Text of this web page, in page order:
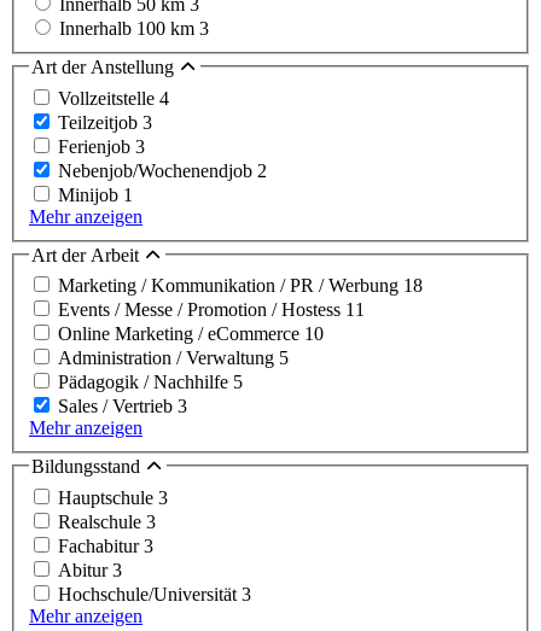
Innerhalb 50 km 3
Innerhalb 100 km 3
Art der Anstellung
Vollzeitstelle 4
Teilzeitjob 3
Ferienjob 3
Nebenjob/Wochenendjob 2
Minijob 1
Mehr anzeigen
Art der Arbeit
Marketing / Kommunikation / PR / Werbung 18
Events / Messe / Promotion / Hostess 11
Online Marketing / eCommerce 10
Administration / Verwaltung 5
Pädagogik / Nachhilfe 5
Sales / Vertrieb 3
Mehr anzeigen
Bildungsstand
Hauptschule 3
Realschule 3
Fachabitur3
Abitur3
Hochschule/Universität 3
Mehr anzeigen